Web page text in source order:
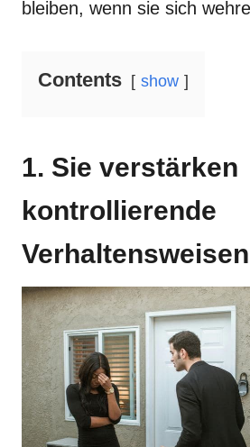
bleiben, wenn sie sich
Contents show
1. Sie verstärken
kontrollierende
Verhaltensweisen